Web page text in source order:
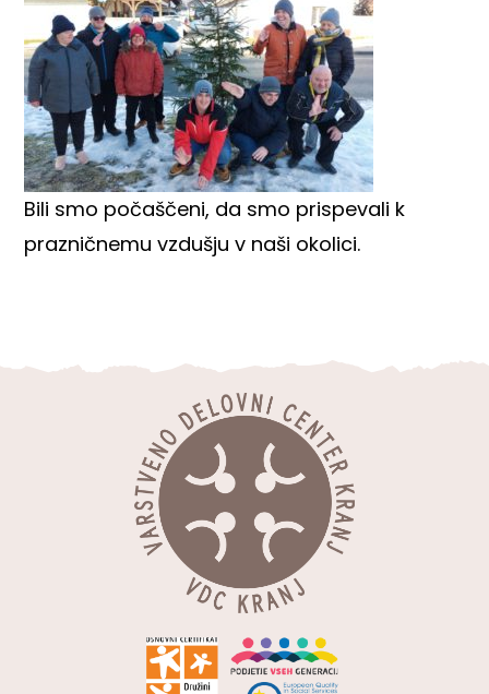
Bili smo počaščeni, da smo prispevali k
prazničnemu vzdušju v naši okolici.